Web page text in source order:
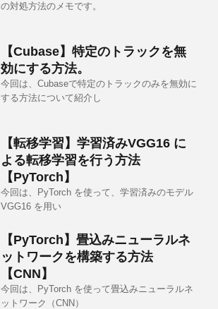
の対処方法のメモです。
【Cubase】特定のトラックを無
効にする方法。
今回は、Cubaseで特定のトラックのみを無効に
する方法について紹介し
【転移学習】学習済みVGG16 に
よる転移学習を行う方法
【PyTorch】
今回は、PyTorch を使って、学習済みのモデル
VGG16 を用い
【PyTorch】畳込みニューラルネ
ットワークを構築する方法
【CNN】
今回は、PyTorch を使って畳込みニューラルネ
ットワーク（CNN）